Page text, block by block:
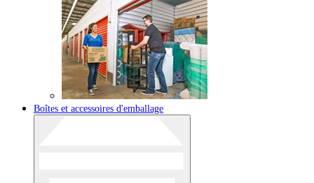
Boîtes et accessoires d'emballage